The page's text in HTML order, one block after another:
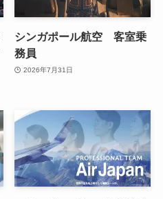
シンガポール航空 客室乗
務員
2026年7月31日